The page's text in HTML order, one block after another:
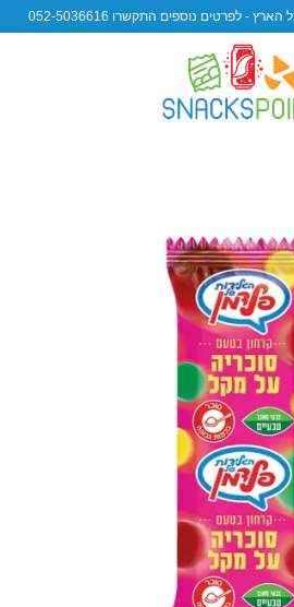
לפרטים נוספים התקשרו 052-5036616